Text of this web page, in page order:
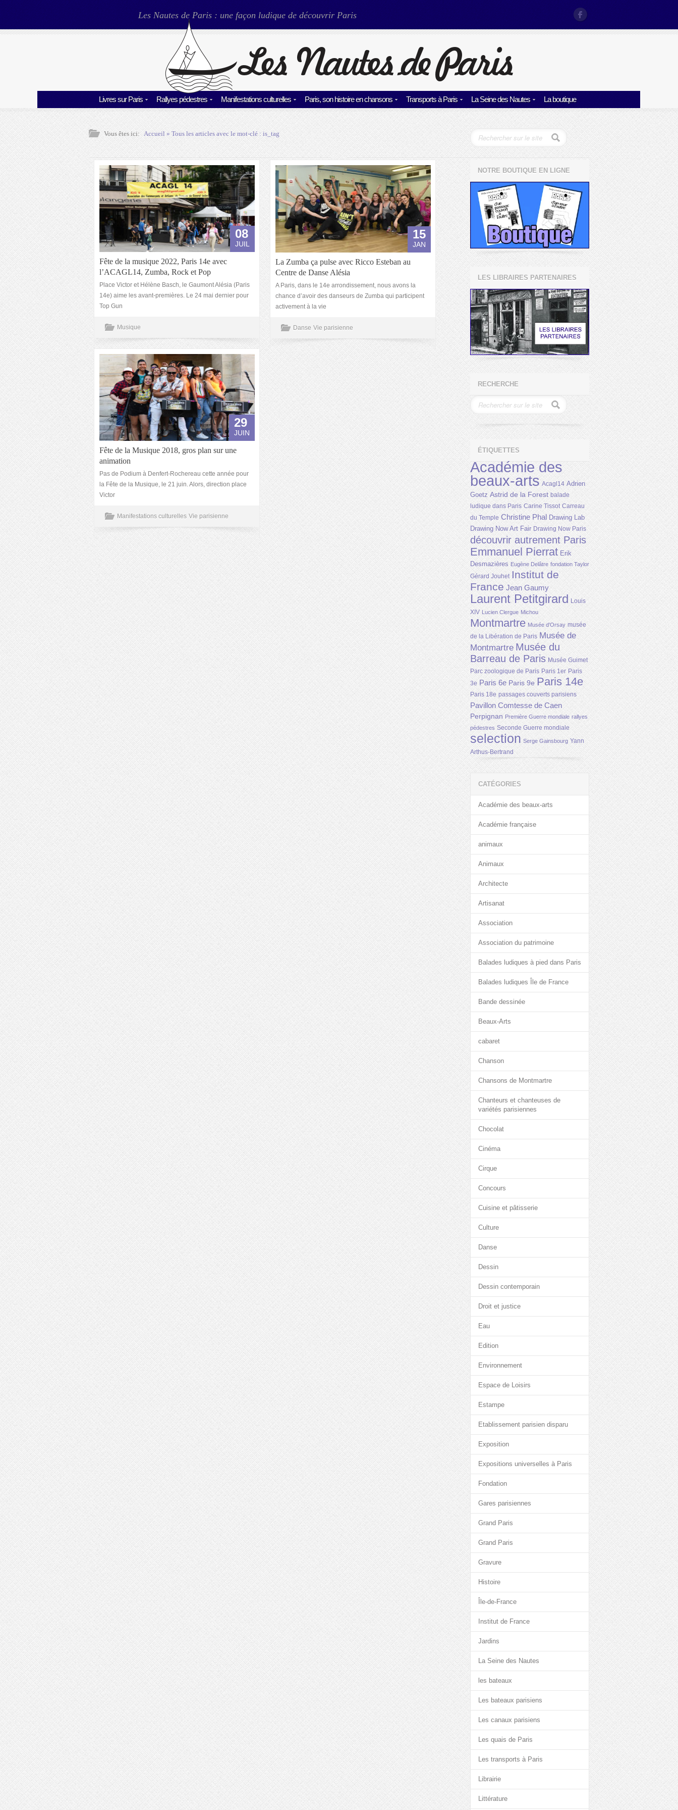
Les Nautes de Paris : une façon ludique de découvrir Paris
Livres sur Paris Rallyes pédestres Manifestations culturelles Paris, son histoire en chansons Transports à Paris La Seine des Nautes La boutique
Vous êtes ici: Accueil» Tous les articles avec le mot-clé :is_tag
08
JUIL
Fête de la musique 2022, Paris 14e avec
l’ACAGL14, Zumba, Rock et Pop
Place Victor et Hélène Basch, le Gaumont Alésia (Paris
14e) aime les avant-premières. Le 24 mai dernier pour
Top Gun
Musique
15
JAN
La Zumba ça pulse avec Ricco Esteban au
Centre de Danse Alésia
A Paris, dans le 14e arrondissement, nous avons la
chance d’avoir des danseurs de Zumba qui participent
activement à la vie
Danse Vie parisienne
29
JUIN
Fête de la Musique 2018, gros plan sur une
animation
Pas de Podium à Denfert-Rochereau cette année pour
la Fête de la Musique, le 21 juin. Alors, direction place
Victor
Manifestations culturelles Vie parisienne
NOTRE BOUTIQUE EN LIGNE
LES LIBRAIRES PARTENAIRES
RECHERCHE
ÉTIQUETTES
Académie des
beaux-arts Acagl14 Adrien
Goetz Astrid de la Forest balade
ludique dans Paris Carine Tissot Carreau
du Temple Christine Phal Drawing Lab
Drawing Now Art Fair Drawing Now Paris
découvrir autrement Paris
Emmanuel Pierrat Erik
Desmazières Eugène Delâtre fondation Taylor
Gérard Jouhet Institut de
France Jean Gaumy
Laurent Petitgirard Louis
XIV Lucien Clergue Michou
Montmartre Musée d'Orsay musée
de la Libération de Paris Musée de
Montmartre Musée du
Barreau de Paris Musée Guimet
Parc zoologique de Paris Paris 1er Paris
3e Paris 6e Paris 9e Paris 14e
Paris 18e passages couverts parisiens
Pavillon Comtesse de Caen
Perpignan Première Guerre mondiale rallyes
pédestres Seconde Guerre mondiale
selection Serge Gainsbourg Yann
Arthus-Bertrand
CATÉGORIES
Académie des beaux-arts
Académie française
animaux
Animaux
Architecte
Artisanat
Association
Association du patrimoine
Balades ludiques à pied dans Paris
Balades ludiques Île de France
Bande dessinée
Beaux-Arts
cabaret
Chanson
Chansons de Montmartre
Chanteurs et chanteuses de
variétés parisiennes
Chocolat
Cinéma
Cirque
Concours
Cuisine et pâtisserie
Culture
Danse
Dessin
Dessin contemporain
Droit et justice
Eau
Edition
Environnement
Espace de Loisirs
Estampe
Etablissement parisien disparu
Exposition
Expositions universelles à Paris
Fondation
Gares parisiennes
Grand Paris
Grand Paris
Gravure
Histoire
Île-de-France
Institut de France
Jardins
La Seine des Nautes
les bateaux
Les bateaux parisiens
Les canaux parisiens
Les quais de Paris
Les transports à Paris
Librairie
Littérature